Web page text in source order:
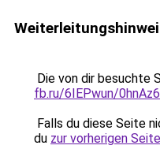
Die von dir besuchte
fb.ru/6IEPwun/
Falls du diese Seite
du zur vorherigen